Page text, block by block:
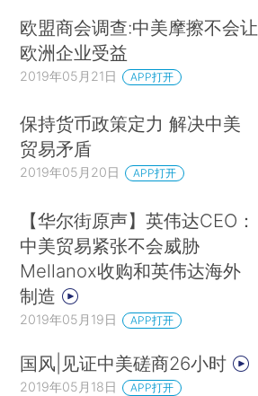
欧盟商会调查:中美摩擦不会让
欧洲企业受益
2019年05月21日 APP打开
保持货币政策定力 解决中美
贸易矛盾
2019年05月20日 APP打开
【华尔街原声】英伟达CEO：
中美贸易紧张不会威胁
Mellanox收购和英伟达海外
制造
2019年05月19日 APP打开
国风|见证中美磋商26小时
2019年05月18日 APP打开